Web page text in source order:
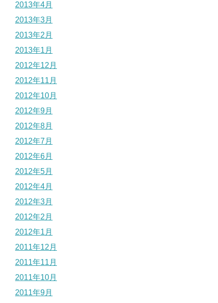
2013年4月
2013年3月
2013年2月
2013年1月
2012年12月
2012年11月
2012年10月
2012年9月
2012年8月
2012年7月
2012年6月
2012年5月
2012年4月
2012年3月
2012年2月
2012年1月
2011年12月
2011年11月
2011年10月
2011年9月